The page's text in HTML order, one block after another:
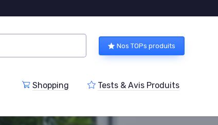
Nos TOPs produits
Shopping Tests & Avis Produits